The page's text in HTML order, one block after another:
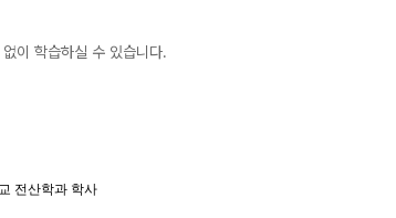
이 학습하실 수 있습니다.
전산학과 학사